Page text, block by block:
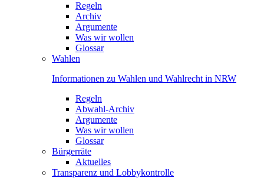
Regeln
Archiv
Argumente
Was wir wollen
Glossar
Wahlen
Informationen zu Wahlen und Wahlrecht in NRW
Regeln
Abwahl-Archiv
Argumente
Was wir wollen
Glossar
Bürgerräte
Aktuelles
Transparenz und Lobbykontrolle